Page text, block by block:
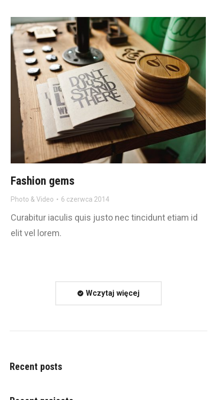
Fashion gems
Photo & Video 6 czerwca 2014
Curabitur iaculis quis justo nec tincidunt etiam id
elit vel lorem.
Wczytaj więcej
Recent posts